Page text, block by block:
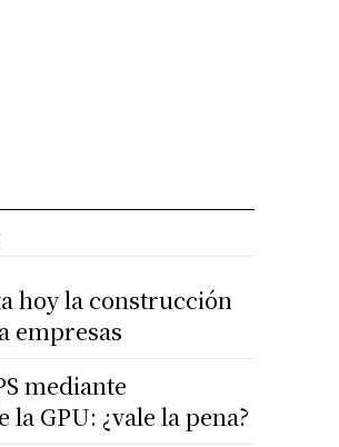
hoy la construcción
empresas
mediante
GPU: ¿vale la pena?